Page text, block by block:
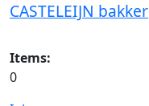
CASTELEIJN bakker
Items:
0